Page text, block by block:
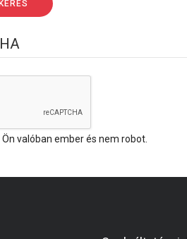
valóban ember és nem robot.